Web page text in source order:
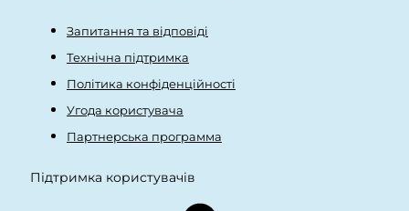
Запитання та відповіді
Технічна підтримка
Політика конфіденційності
Угода користувача
Партнерська программа
Підтримка користувачів